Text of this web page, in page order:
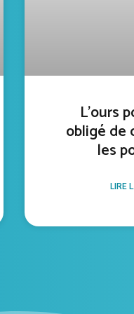
L’ours
obligé de
les
LIRE